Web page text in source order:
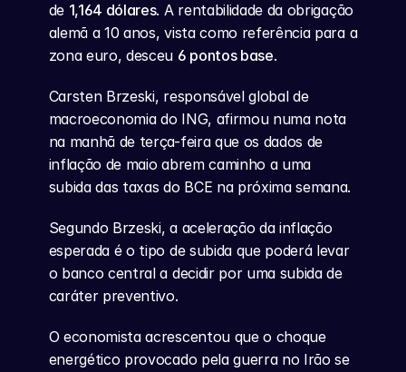
de 1,164 dólares. A rentabilidade da obrigação
alemã a 10 anos, vista como referência para a
zona euro, desceu 6 pontos base.
Carsten Brzeski, responsável global de
macroeconomia do ING, afirmou numa nota
na manhã de terça-feira que os dados de
inflação de maio abrem caminho a uma
subida das taxas do BCE na próxima semana.
Segundo Brzeski, a aceleração da inflação
esperada é o tipo de subida que poderá levar
o banco central a decidir por uma subida de
caráter preventivo.
O economista acrescentou que o choque
energético provocado pela guerra no Irão se